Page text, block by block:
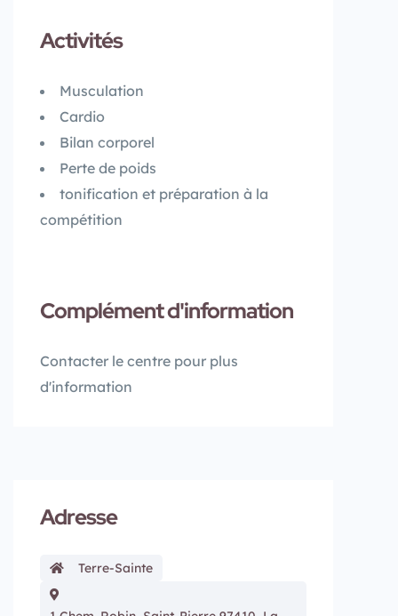
Activités
Musculation
Cardio
Bilan corporel
Perte de poids
tonification et préparation à la
compétition
Complément d'information
Contacter le centre pour plus
d'information
Adresse
Terre-Sainte